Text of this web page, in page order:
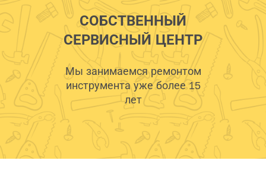
СОБСТВЕННЫЙ
СЕРВИСНЫЙ ЦЕНТР
Мы занимаемся ремонтом
инструмента уже более 15
лет